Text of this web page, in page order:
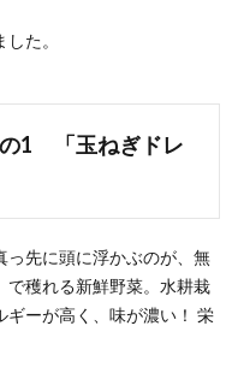
た。
の1 「玉ねぎドレ
っ先に頭に浮かぶのが、無
で穫れる新鮮野菜。水耕栽
ーが高く、味が濃い！ 栄